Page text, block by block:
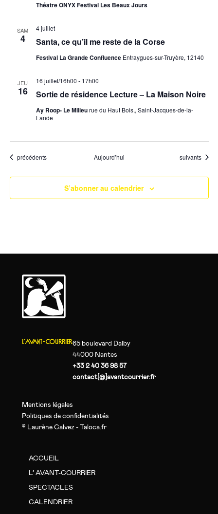
Théatre ONYX Festival Les Beaux Jours
SAM
4 Santa, ce qu’il me reste de la Corse
4 juillet
Festival La Grande Confluence Entraygues-sur-Truyère, 12140
JEU
16 Sortie de résidence Lecture – La Maison Noire
16 juillet/16h00 - 17h00
Ay Roop- Le Milieurue du Haut Bois,, Saint-Jacques-de-la-
Lande
Évènements
précédents Aujourd’hui Évènements
suivants
S’abonner au calendrier
L'AVANT-COURRIER65 boulevard Dalby
44000 Nantes
+33 2 40 36 98 57
contact[@]avantcourrier.fr
Mentions légales
Politiques de confidentialités
© Laurène Calvez - Taloca.fr
ACCUEIL
L’ AVANT-COURRIER
SPECTACLES
CALENDRIER